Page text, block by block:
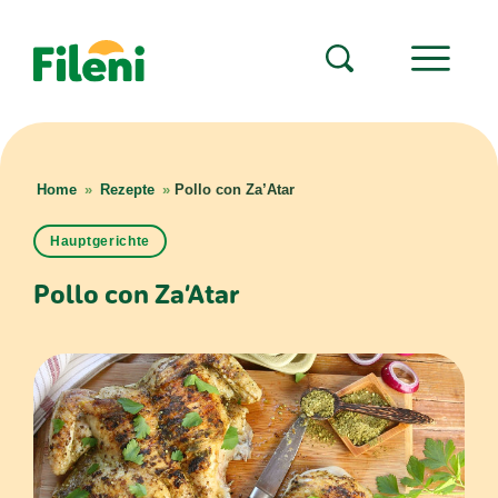
Home » Rezepte » Pollo con Za’Atar
Hauptgerichte
Pollo con Za’Atar